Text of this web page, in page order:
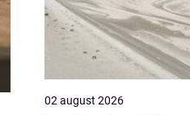
02 august 2026